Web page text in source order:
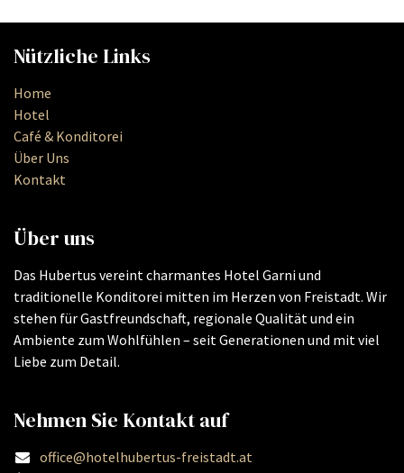
Nützliche Links
Home
Hotel
Café & Konditorei
Über Uns
Kontakt
Über uns
Das Hubertus vereint charmantes Hotel Garni und
traditionelle Konditorei mitten im Herzen von Freistadt. Wir
stehen für Gastfreundschaft, regionale Qualität und ein
Ambiente zum Wohlfühlen – seit Generationen und mit viel
Liebe zum Detail.
Nehmen Sie Kontakt auf
office@hotelhubertus-freistadt.at